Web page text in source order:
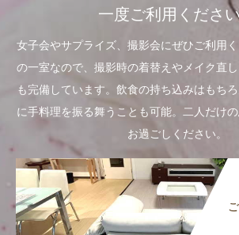
一度ご利用くださ
女子会やサプライズ、撮影会にぜひご利用
の一室なので、撮影時の着替えやメイク直
も完備しています。飲食の持ち込みはもち
に手料理を振る舞うことも可能。二人だけ
お過ごしください。